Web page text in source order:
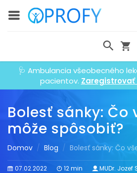
🩺 Ambulancia všeobecného
pacientov. Zaregistrovať
Bolesť sánky: Čo
môže spôsobiť?
Domov Blog Bolesť sánky: Čo
07.02.2022 12 min MUDr. Jozef